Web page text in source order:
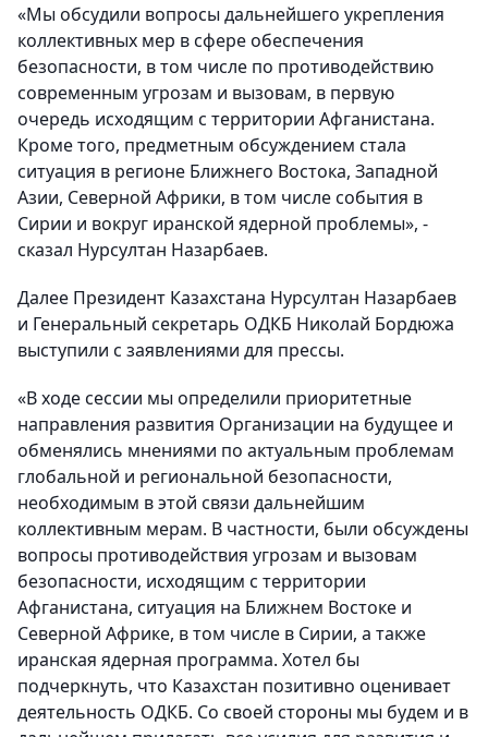
«Мы обсудили вопросы дальнейшего укрепления
коллективных мер в сфере обеспечения
безопасности, в том числе по противодействию
современным угрозам и вызовам, в первую
очередь исходящим с территории Афганистана.
Кроме того, предметным обсуждением стала
ситуация в регионе Ближнего Востока, Западной
Азии, Северной Африки, в том числе события в
Сирии и вокруг иранской ядерной проблемы», -
сказал Нурсултан Назарбаев.
Далее Президент Казахстана Нурсултан Назарбаев
и Генеральный секретарь ОДКБ Николай Бордюжа
выступили с заявлениями для прессы.
«В ходе сессии мы определили приоритетные
направления развития Организации на будущее и
обменялись мнениями по актуальным проблемам
глобальной и региональной безопасности,
необходимым в этой связи дальнейшим
коллективным мерам. В частности, были обсуждены
вопросы противодействия угрозам и вызовам
безопасности, исходящим с территории
Афганистана, ситуация на Ближнем Востоке и
Северной Африке, в том числе в Сирии, а также
иранская ядерная программа. Хотел бы
подчеркнуть, что Казахстан позитивно оценивает
деятельность ОДКБ. Со своей стороны мы будем и в